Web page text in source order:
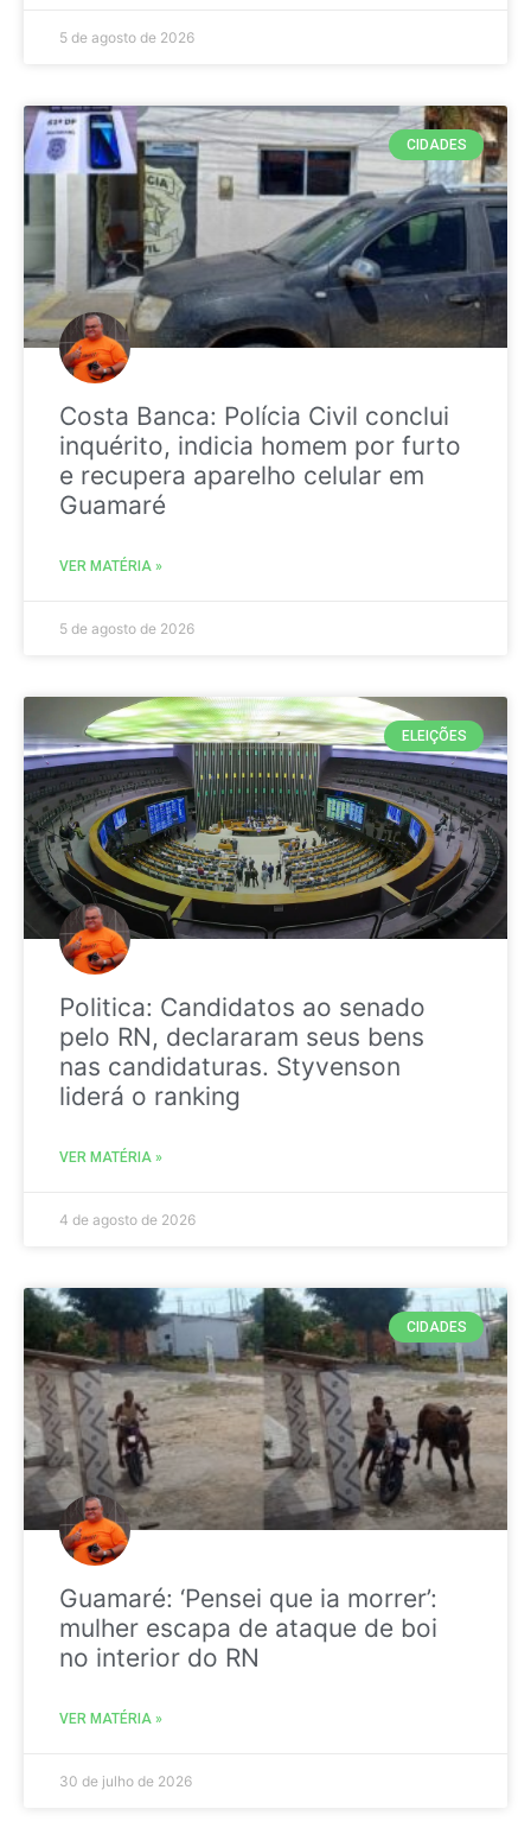
5 de agosto de 2026
CIDADES
Costa Banca: Polícia Civil conclui
inquérito, indicia homem por furto
e recupera aparelho celular em
Guamaré
VER MATÉRIA »
5 de agosto de 2026
ELEIÇÕES
Politica: Candidatos ao senado
pelo RN, declararam seus bens
nas candidaturas. Styvenson
liderá o ranking
VER MATÉRIA »
4 de agosto de 2026
CIDADES
Guamaré: ‘Pensei que ia morrer’:
mulher escapa de ataque de boi
no interior do RN
VER MATÉRIA »
30 de julho de 2026